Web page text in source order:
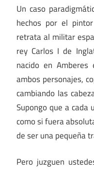
Un caso
hechos por el
retrata al militar
rey Carlos I de
nacido en
ambos personajes,
cambiando las
Supongo que a
como si fuera
de ser una pequeña
Pero juzguen